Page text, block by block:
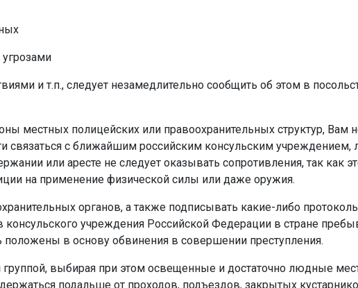
и т.п., следует незамедлительно сообщить об этом в
местных полицейских или правоохранительных структур, Вам
связаться с ближайшим российским консульским учреждением,
или аресте не следует оказывать сопротивления, так как
на применение физической силы или даже оружия.
органов, а также подписывать какие-либо
учреждения Российской Федерации в стране
положены в основу обвинения в совершении преступления.
выбирая при этом освещенные и достаточно людные
подальше от проходов, подъездов, закрытых